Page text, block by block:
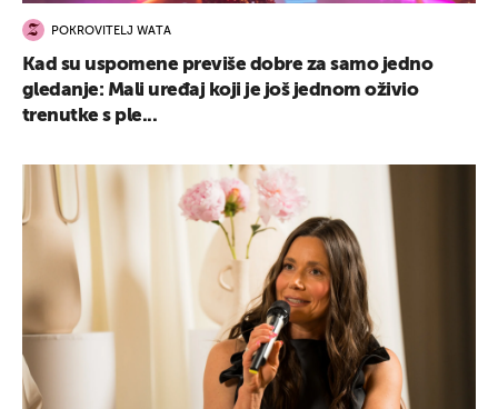
POKROVITELJ WATA
Kad su uspomene previše dobre za samo jedno
gledanje: Mali uređaj koji je još jednom oživio
trenutke s ple...